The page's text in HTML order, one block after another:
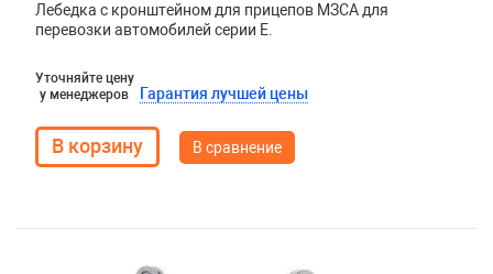
Лебедка с кронштейном для прицепов МЗСА для
перевозки автомобилей серии E.
Уточняйте цену
у менеджеров
Гарантия лучшей цены
В сравнение